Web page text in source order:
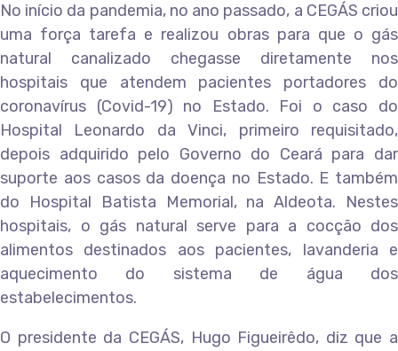
No início da pandemia, no ano passado, a CEGÁS criou
uma força tarefa e realizou obras para que o gás
natural canalizado chegasse diretamente nos
hospitais que atendem pacientes portadores do
coronavírus (Covid-19) no Estado. Foi o caso do
Hospital Leonardo da Vinci, primeiro requisitado,
depois adquirido pelo Governo do Ceará para dar
suporte aos casos da doença no Estado. E também
do Hospital Batista Memorial, na Aldeota. Nestes
hospitais, o gás natural serve para a cocção dos
alimentos destinados aos pacientes, lavanderia e
aquecimento do sistema de água dos
estabelecimentos.
O presidente da CEGÁS, Hugo Figueirêdo, diz que a